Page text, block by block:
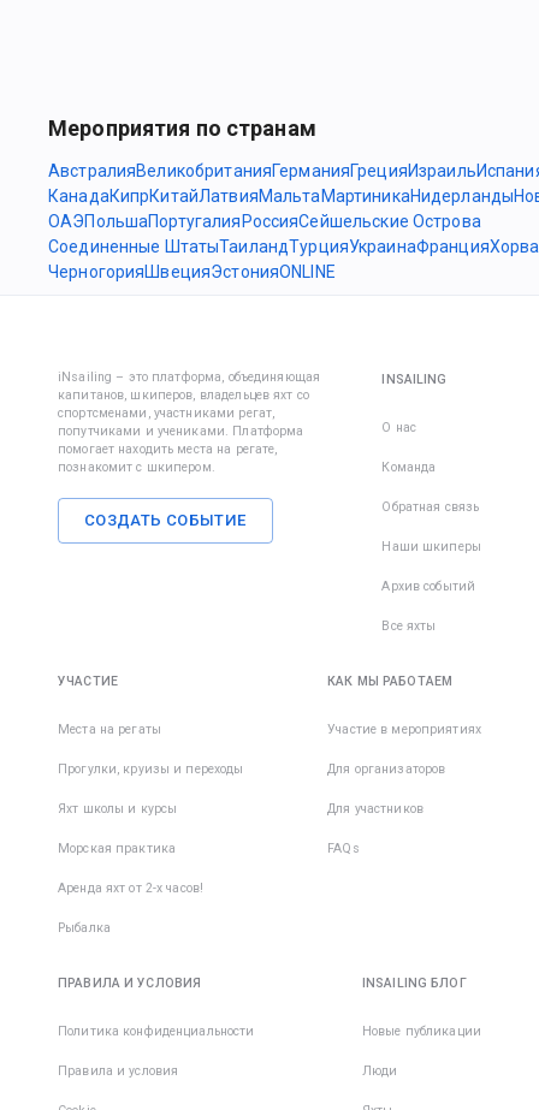
Мероприятия по странам
АвстралияВеликобританияГерманияГрецияИзраиль
КанадаКипрКитайЛатвияМальта МартиникаНидерланды
ОАЭПольшаПортугалия РоссияСейшельские Острова
Соединенные ШтатыТаиландТурцияУкраинаФранция
ЧерногорияШвецияЭстонияONLINE
iNsailing – это платформа, объединяющая
капитанов, шкиперов, владельцев яхт со
спортсменами, участниками регат,
попутчиками и учениками. Платформа
помогает находить места на регате,
познакомит с шкипером.
СОЗДАТЬ СОБЫТИЕ
INSAILING
О нас
Команда
Обратная связь
Наши шкиперы
Архив событий
Все яхты
УЧАСТИЕ
Места на регаты
Прогулки, круизы и переходы
Яхт школы и курсы
Морская практика
Аренда яхт от 2-х часов!
Рыбалка
КАК МЫ РАБОТАЕМ
Участие в мероприятиях
Для организаторов
Для участников
FAQs
ПРАВИЛА И УСЛОВИЯ
Политика конфиденциальности
Правила и условия
INSAILING БЛОГ
Новые публикации
Люди